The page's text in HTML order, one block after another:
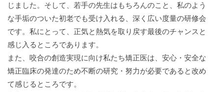
じました。そして、若手の先生はもちろんのこと、私のよう
な手垢のついた初老でも受け入れる、深く広い度量の研修会
です。私にとって、正気と熱気を取り戻す最後のチャンスと
感じ入るところであります。
また、咬合の創造実現に向け私たち矯正医は、安心・安全な
矯正臨床の発達のため不断の研究・努力が必要であると改め
て感じるところです。